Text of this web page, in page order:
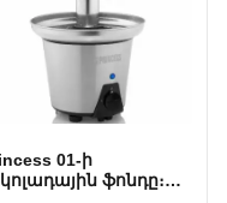
01-ի
ֆոնդը։